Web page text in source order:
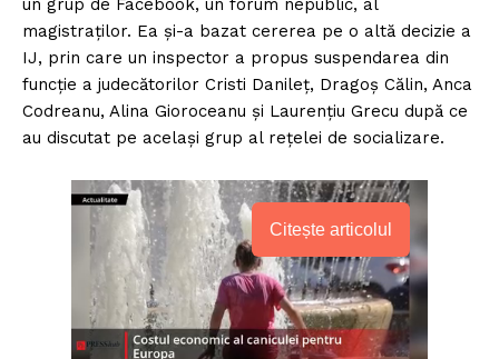
un grup de Facebook, un forum nepublic, al
magistraților. Ea și-a bazat cererea pe o altă decizie a
IJ, prin care un inspector a propus suspendarea din
funcție a judecătorilor Cristi Danileț, Dragoș Călin, Anca
Codreanu, Alina Gioroceanu și Laurențiu Grecu după ce
au discutat pe același grup al rețelei de socializare.
Citește articolul